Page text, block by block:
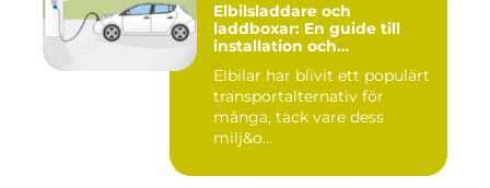
Elbilsladdare och
laddboxar: En guide till
installation och
Elbilar har blivit ett populärt
transportalternativ för
många, tack vare dess
milj&o...